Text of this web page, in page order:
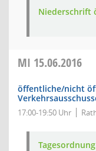
Niederschrift
MI 15.06.2016
öffentliche/nicht
17:00-19:50 Uhr